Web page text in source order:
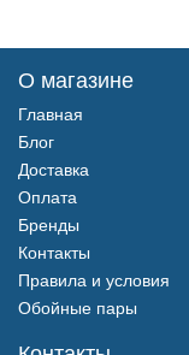
О магазине
Главная
Блог
Доставка
Оплата
Бренды
Контакты
Правила и условия
Обойные пары